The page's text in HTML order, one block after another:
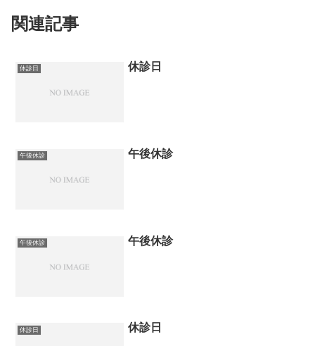
関連記事
休診日 休診日
午後休診 午後休診
午後休診 午後休診
休診日 休診日